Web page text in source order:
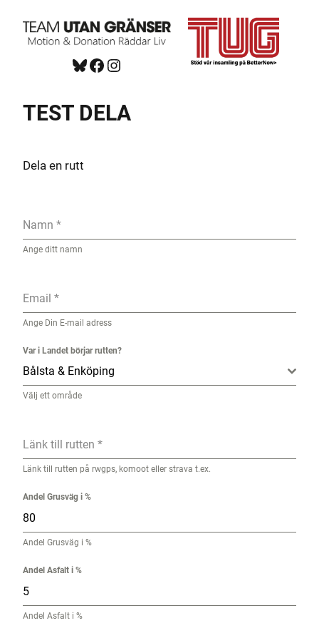
Bluesky Facebook https://www.instagram.com/tug_ck/
TEST DELA
Dela en rutt
Namn *
Ange ditt namn
Email *
Ange Din E-mail adress
Var i Landet börjar rutten?
Bålsta & Enköping
Välj ett område
Länk till rutten *
Länk till rutten på rwgps, komoot eller strava t.ex.
Andel Grusväg i %
Andel Grusväg i %
Andel Asfalt i %
Andel Asfalt i %